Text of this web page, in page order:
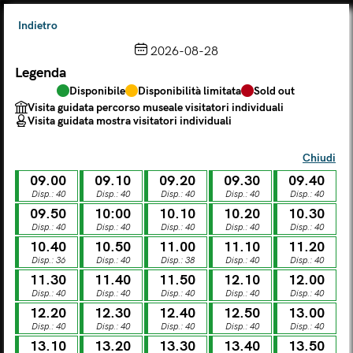
Scegli dal calendario
Il biglietto consente l'accesso a Palazzo Te, al Museo MACA e
al Tempio Leon Battista Alberti
AGOSTO
Legenda
Disponibile Disponibilità limitata
Sold out
Visita guidata percorso museale visitatori individuali
Visita guidata mostra visitatori individuali
M G V D
LUN
27
MAR
28
MER
29
GIO
30
VEN
31 01
DOM
02
Indietro
2026-08-28
Legenda
Disponibile Disponibilità limitata
Sold out
Visita guidata percorso museale visitatori individuali
Visita guidata mostra visitatori individuali
Chiudi
09.00
Disp.: 40
09.10
Disp.: 40
09.20
Disp.: 40
09.30
Disp.: 40
09.40
Disp.: 40
09.50
Disp.: 40
10:00
Disp.: 40
10.10
Disp.: 40
10.20
Disp.: 40
10.30
Disp.: 40
10.40
Disp.: 36
10.50
Disp.: 40
11.00
Disp.: 38
11.10
Disp.: 40
11.20
Disp.: 40
11.30
Disp.: 40
11.40
Disp.: 40
11.50
Disp.: 40
12.10
Disp.: 40
12.00
Disp.: 40
12.20
Disp.: 40
12.30
Disp.: 40
12.40
Disp.: 40
12.50
Disp.: 40
13.00
Disp.: 40
13.10 13.20 13.30 13.40 13.50